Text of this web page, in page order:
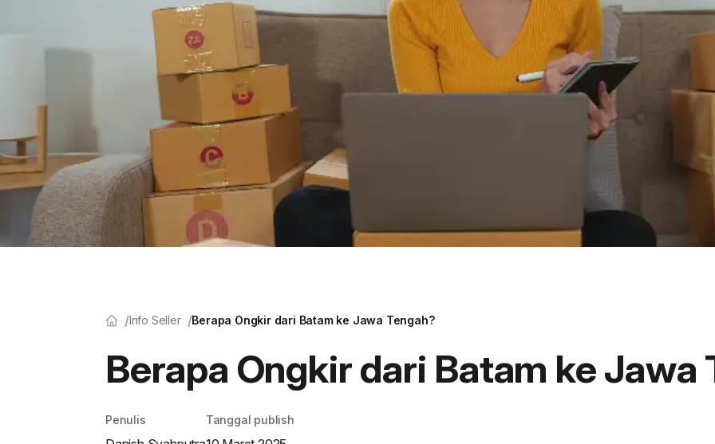
Korporasi
Daftar jadi Mitra
Lacak pendaftaran Mitra
Tentang kami
Karir
Info Seller Berapa Ongkir dari Batam ke Jawa Tengah?
Berapa Ongkir dari Batam ke Jawa
Penulis Tanggal publish